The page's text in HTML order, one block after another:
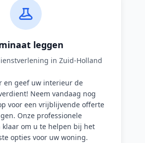
leggen
in Zuid-Holland
en geef uw interieur de
Neem vandaag nog
voor een vrijblijvende offerte
Onze professionele
klaar om u te helpen bij het
opties voor uw woning.